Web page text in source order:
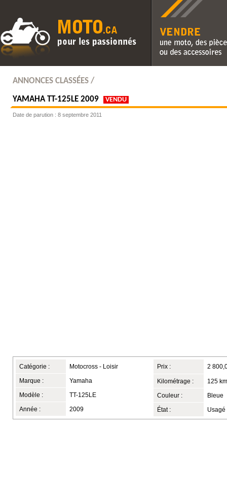
Vendre une moto, des
des accessoires
ANNONCES CLASSÉES /
YAMAHATT-125LE 2009 VENDU
Date de parution : 8 septembre 2011
Catégorie : Motocross - Loisir
Marque : Yamaha
Modèle : TT-125LE
Année : 2009
Prix : 2
Kilométrage : 125 km
Couleur : Bleue
État : Usagé